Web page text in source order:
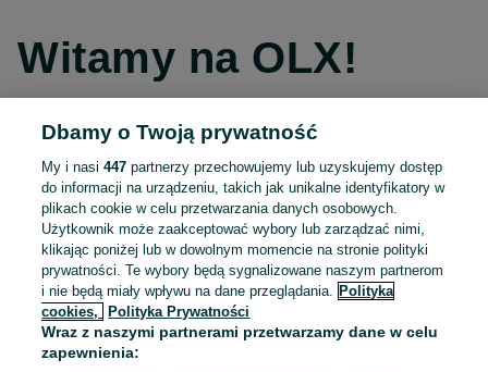
Witamy na OLX!
Kontynuuj przez Facebooka
Kontynuuj przez konto Apple
Kontynuuj przez konto Google
LUB
Dbamy o Twoją prywatność
My i nasi447 partnerzy przechowujemy lub uzyskujemy dostęp
do informacji na urządzeniu, takich jak unikalne identyfikatory w
plikach cookie w celu przetwarzania danych osobowych.
Użytkownik może zaakceptować wybory lub zarządzać nimi,
klikając poniżej lub w dowolnym momencie na stronie polityki
prywatności. Te wybory będą sygnalizowane naszym partnerom
i nie będą miały wpływu na dane przeglądania.
Polityka
cookies,
Polityka Prywatności
Wraz z naszymi partnerami przetwarzamy dane w celu
zapewnienia: